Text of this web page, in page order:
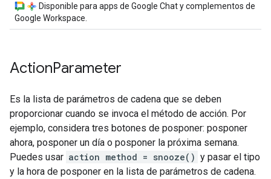
Disponible para apps de Google Chat y complementos de
Google Workspace.
ActionParameter
Es la lista de parámetros de cadena que se deben
proporcionar cuando se invoca el método de acción. Por
ejemplo, considera tres botones de posponer: posponer
ahora, posponer un día o posponer la próxima semana.
Puedes usar action method = snooze() y pasar el tipo
y la hora de posponer en la lista de parámetros de cadena.